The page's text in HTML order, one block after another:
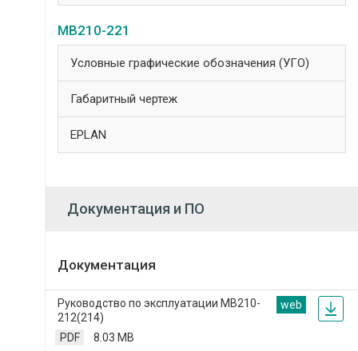
МВ210-221
Условные графические обозначения (УГО)
Габаритный чертеж
EPLAN
Документация и ПО
Документация
web
Руководство по эксплуатации МВ210-
212(214)
PDF
8.03 MB